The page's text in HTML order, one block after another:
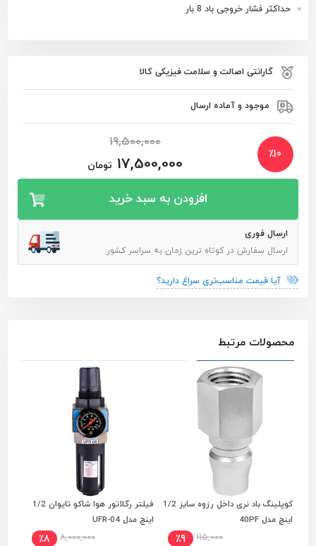
حداکثر فشار خروجی باد 8 بار
گارانتی اصالت و سلامت فیزیکی کالا
موجود و آماده ارسال
٪10
19,500,000
17,500,000 تومان
افزودن به سبد خرید
ارسال فوری
ارسال سفارش در کوتاه ترین زمان به سراسر کشور
آیا قیمت مناسب‌تری سراغ دارید؟
محصولات مرتبط
افزودن به سبد خرید
کوپلینگ باد نری داخل رزوه سایز 1/2
اینچ مدل 40PF
115,000 ٪9
افزودن به سبد خرید
فیلتر رگلاتور هوا شاکو تایوان 1/2
اینچ مدل UFR-04
8,000,000 ٪8